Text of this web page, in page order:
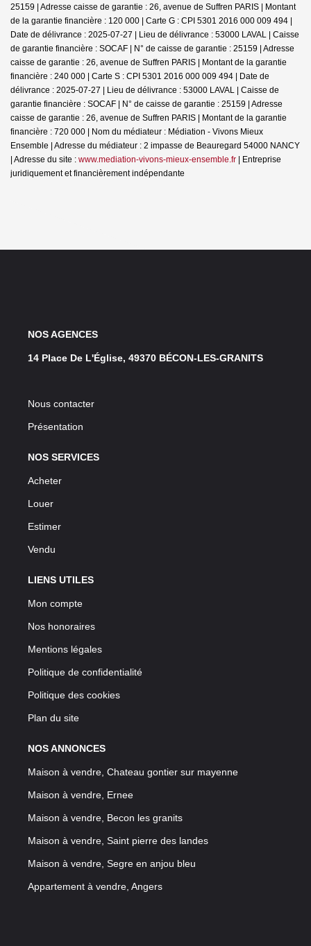
25159 | Adresse caisse de garantie : 26, avenue de Suffren PARIS | Montant
de la garantie financière : 120 000 | Carte G : CPI 5301 2016 000 009 494 |
Date de délivrance : 2025-07-27 | Lieu de délivrance : 53000 LAVAL | Caisse
de garantie financière : SOCAF | N° de caisse de garantie : 25159 | Adresse
caisse de garantie : 26, avenue de Suffren PARIS | Montant de la garantie
financière : 240 000 | Carte S : CPI 5301 2016 000 009 494 | Date de
délivrance : 2025-07-27 | Lieu de délivrance : 53000 LAVAL | Caisse de
garantie financière : SOCAF | N° de caisse de garantie : 25159 | Adresse
caisse de garantie : 26, avenue de Suffren PARIS | Montant de la garantie
financière : 720 000 | Nom du médiateur : Médiation - Vivons Mieux
Ensemble | Adresse du médiateur : 2 impasse de Beauregard 54000 NANCY
| Adresse du site : www.mediation-vivons-mieux-ensemble.fr | Entreprise
juridiquement et financièrement indépendante
NOS AGENCES
14 Place De L'Église, 49370 BÉCON-LES-GRANITS
Nous contacter
Présentation
NOS SERVICES
Acheter
Louer
Estimer
Vendu
LIENS UTILES
Mon compte
Nos honoraires
Mentions légales
Politique de confidentialité
Politique des cookies
Plan du site
NOS ANNONCES
Maison à vendre, Chateau gontier sur mayenne
Maison à vendre, Ernee
Maison à vendre, Becon les granits
Maison à vendre, Saint pierre des landes
Maison à vendre, Segre en anjou bleu
Appartement à vendre, Angers